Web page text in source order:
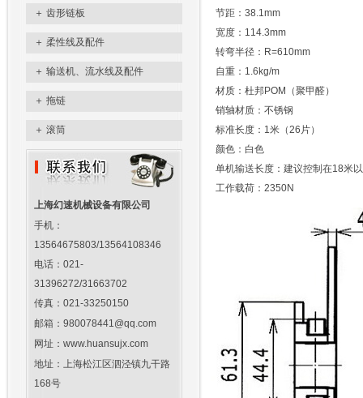
＋ 齿形链板
＋ 柔性线及配件
＋ 输送机、流水线及配件
＋ 拖链
＋ 滚筒
上海幻速机械设备有限公司
手机：
13564675803/13564108346
电话：021-
31396272/31663702
传真：021-33250150
邮箱：980078441@qq.com
网址：www.huansujx.com
地址：上海松江区泗泾镇九干路
168号
节距：38.1mm
宽度：114.3mm
转弯半径：R=610mm
自重：1.6kg/m
材质：杜邦POM（聚甲醛）
销轴材质：不锈钢
标准长度：1米（26片）
颜色：白色
单机输送长度：建议控制在18米
工作载荷：2350N